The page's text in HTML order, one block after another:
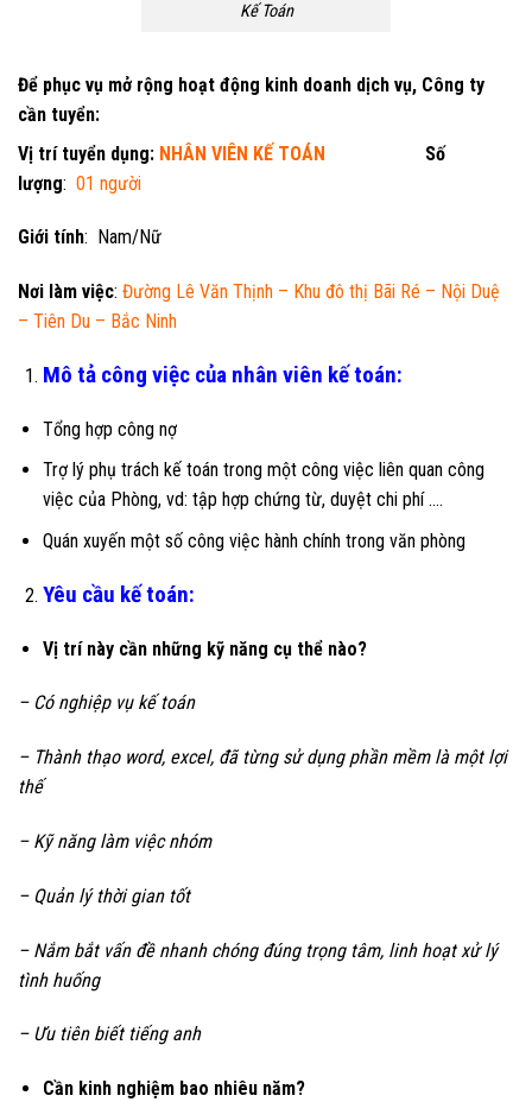
Kế Toán
Để phục vụ mở rộng hoạt động kinh doanh dịch vụ, Công ty
cần tuyển:
Vị trí tuyển dụng: NHÂN VIÊN KẾ TOÁN Số
lượng: 01 người
Giới tính: Nam/Nữ
Nơi làm việc: Đường Lê Văn Thịnh – Khu đô thị Bãi Ré – Nội Duệ
– Tiên Du – Bắc Ninh
Mô tả công việc của nhân viên kế toán:
Tổng hợp công nợ
Trợ lý phụ trách kế toán trong một công việc liên quan công
việc của Phòng, vd: tập hợp chứng từ, duyệt chi phí ….
Quán xuyến một số công việc hành chính trong văn phòng
Yêu cầu kế toán:
Vị trí này cần những kỹ năng cụ thể nào?
– Có nghiệp vụ kế toán
– Thành thạo word, excel, đã từng sử dụng phần mềm là một lợi
thế
– Kỹ năng làm việc nhóm
– Quản lý thời gian tốt
– Nắm bắt vấn đề nhanh chóng đúng trọng tâm, linh hoạt xử lý
tình huống
– Ưu tiên biết tiếng anh
Cần kinh nghiệm bao nhiêu năm?